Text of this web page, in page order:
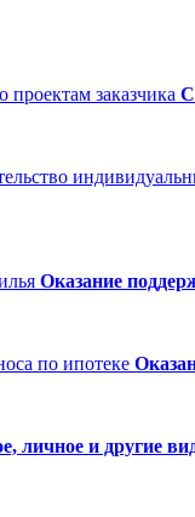
Оказание
личное и другие